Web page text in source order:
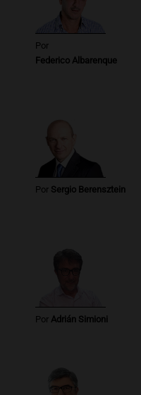
Panorama Federal
Episodios
Por
Federico Albarenque
Por Sergio Berensztein
Por Adrián Simioni